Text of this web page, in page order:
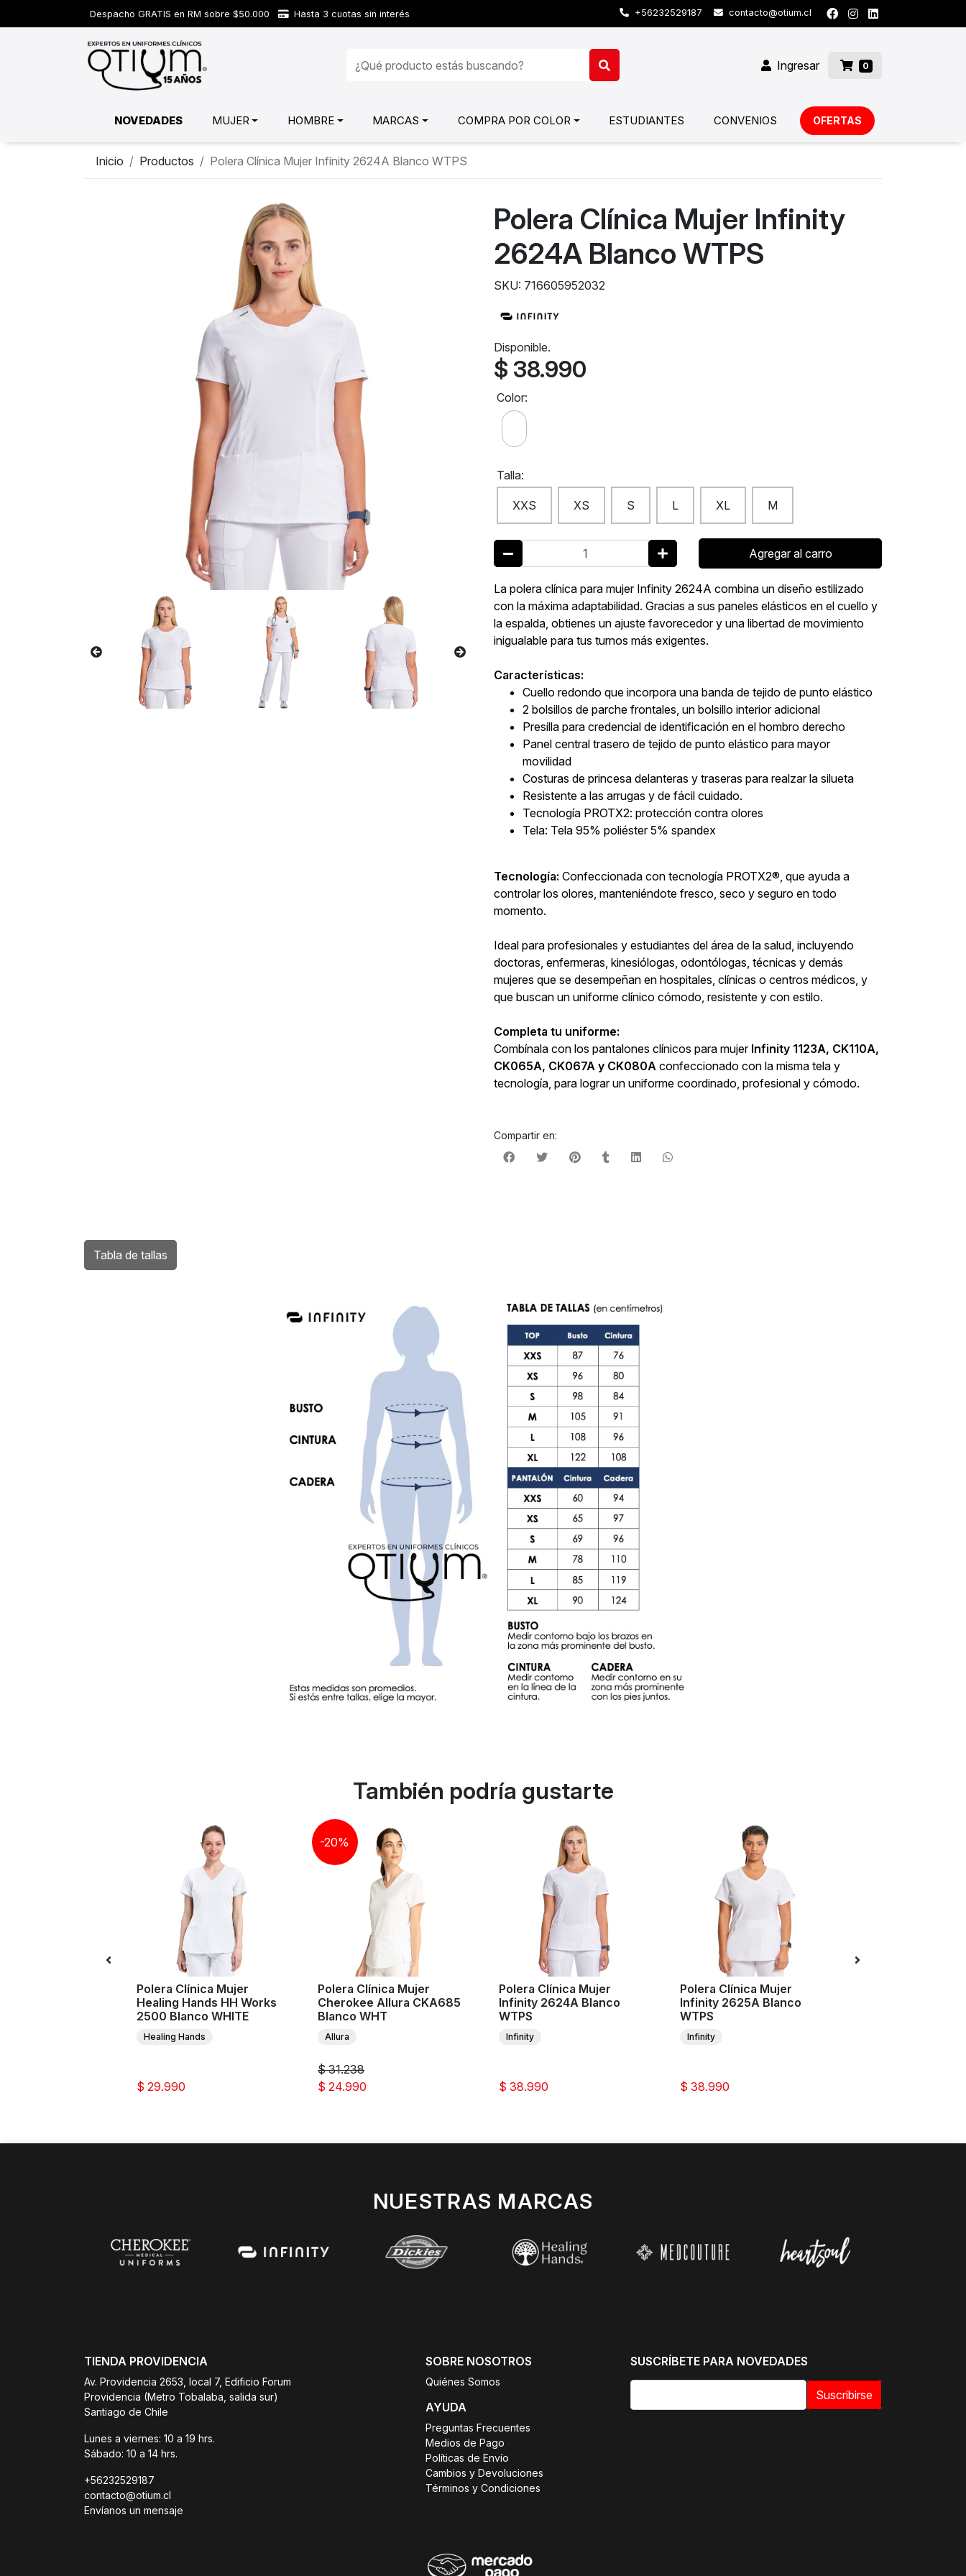
Despacho GRATIS en RM sobre $50.000 Hasta 3 cuotas sin interés +56232529187 contacto@otium.cl
Ingresar 0
NOVEDADES MUJER HOMBRE MARCAS COMPRA POR COLOR ESTUDIANTES CONVENIOS OFERTAS
Inicio Productos Polera Clínica Mujer Infinity 2624A Blanco WTPS
Polera Clínica Mujer Infinity
2624A Blanco WTPS
SKU: 716605952032
Disponible.
$ 38.990
Color:
Talla:
XXS XS S L XL M
Agregar al carro
La polera clínica para mujer Infinity 2624A combina un diseño estilizado
con la máxima adaptabilidad. Gracias a sus paneles elásticos en el cuello y
la espalda, obtienes un ajuste favorecedor y una libertad de movimiento
inigualable para tus turnos más exigentes.
Características:
Cuello redondo que incorpora una banda de tejido de punto elástico
2 bolsillos de parche frontales, un bolsillo interior adicional
Presilla para credencial de identificación en el hombro derecho
Panel central trasero de tejido de punto elástico para mayor
movilidad
Costuras de princesa delanteras y traseras para realzar la silueta
Resistente a las arrugas y de fácil cuidado.
Tecnología PROTX2: protección contra olores
Tela: Tela 95% poliéster 5% spandex
Tecnología: Confeccionada con tecnología PROTX2®, que ayuda a
controlar los olores, manteniéndote fresco, seco y seguro en todo
momento.
Ideal para profesionales y estudiantes del área de la salud, incluyendo
doctoras, enfermeras, kinesiólogas, odontólogas, técnicas y demás
mujeres que se desempeñan en hospitales, clínicas o centros médicos, y
que buscan un uniforme clínico cómodo, resistente y con estilo.
Completa tu uniforme:
Combínala con los pantalones clínicos para mujer Infinity 1123A, CK110A,
CK065A, CK067A y CK080A confeccionado con la misma tela y
tecnología, para lograr un uniforme coordinado, profesional y cómodo.
Compartir en:
Tabla de tallas
También podría gustarte
Polera Clínica Mujer
Healing Hands HH Works
2500 Blanco WHITE
Healing Hands
$ 29.990
-20%
Polera Clínica Mujer
Cherokee Allura CKA685
Blanco WHT
Allura
$ 31.238
$ 24.990
Polera Clínica Mujer
Infinity 2624A Blanco
WTPS
Infinity
$ 38.990
Polera Clínica Mujer
Infinity 2625A Blanco
WTPS
Infinity
$ 38.990
NUESTRAS MARCAS
TIENDA PROVIDENCIA
Av. Providencia 2653, local 7, Edificio Forum
Providencia (Metro Tobalaba, salida sur)
Santiago de Chile
Lunes a viernes: 10 a 19 hrs.
Sábado: 10 a 14 hrs.
+56232529187
contacto@otium.cl
Envíanos un mensaje
SOBRE NOSOTROS
Quiénes Somos
AYUDA
Preguntas Frecuentes
Medios de Pago
Políticas de Envío
Cambios y Devoluciones
Términos y Condiciones
SUSCRÍBETE PARA NOVEDADES
Suscribirse